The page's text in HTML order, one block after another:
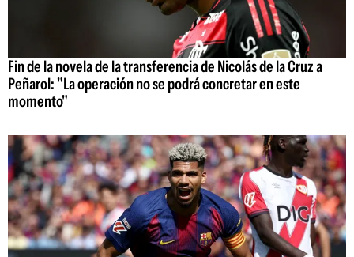
Fin de la novela de la transferencia de Nicolás de la Cruz a
Peñarol: "La operación no se podrá concretar en este
momento"